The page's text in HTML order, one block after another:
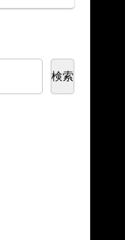
回遊性向上
検索